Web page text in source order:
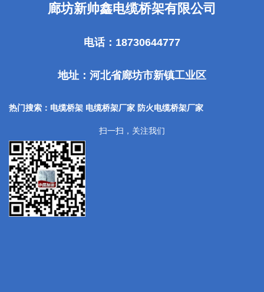
廊坊新帅鑫电缆桥架有限公司
电话：18730644777
地址：河北省廊坊市新镇工业区
热门搜索：电缆桥架 电缆桥架厂家 防火电缆桥架厂家
扫一扫，关注我们